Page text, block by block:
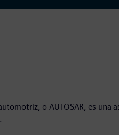
o AUTOSAR, es una